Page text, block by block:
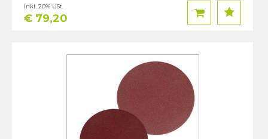
€ 79,20
Inkl. 20% USt.